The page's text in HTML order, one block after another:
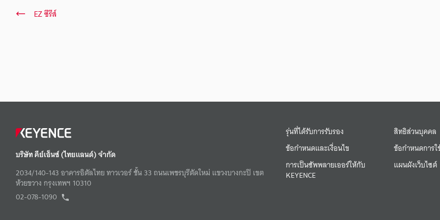
EZ ซีรีส์
บริษัท คีย์เอ็นซ์ (ไทยแลนด์) จำกัด
2034/140-143 อาคารอิตัลไทย ทาวเวอร์ ชั้น 33 ถนนเพชรบุรีตัดใหม่ แขวงบางกะปิ เขต
ห้วยขวาง กรุงเทพฯ 10310
02-078-1090
รุ่นที่ได้รับการรับรอง
สิทธิส่วนบุคคล
ข้อกำหนดและเงื่อนไข
ข้อกำหนดการใ
การเป็นซัพพลายเออร์ให้กับ
KEYENCE
แผนผังเว็บไซต์